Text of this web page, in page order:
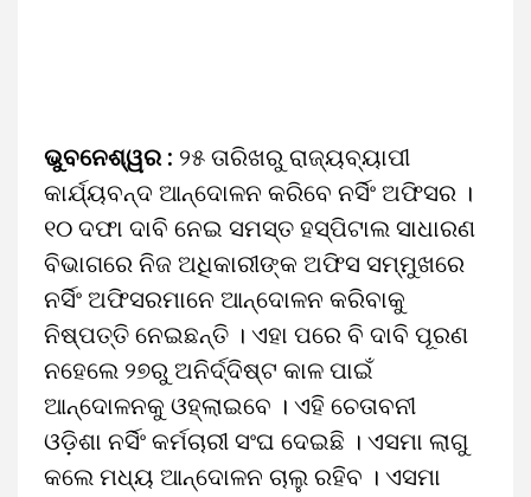
ଭୁବନେଶ୍ୱର : ୨୫ ତାରିଖରୁ ରାଜ୍ୟବ୍ୟାପୀ
କାର୍ଯ୍ୟବନ୍ଦ ଆନ୍ଦୋଳନ କରିବେ ନର୍ସିଂ ଅଫିସର ।
୧୦ ଦଫା ଦାବି ନେଇ ସମସ୍ତ ହସ୍ପିଟାଲ ସାଧାରଣ
ବିଭାଗରେ ନିଜ ଅଧିକାରୀଙ୍କ ଅଫିସ ସମ୍ମୁଖରେ
ନର୍ସିଂ ଅଫିସରମାନେ ଆନ୍ଦୋଳନ କରିବାକୁ
ନିଷ୍ପତ୍ତି ନେଇଛନ୍ତି । ଏହା ପରେ ବି ଦାବି ପୂରଣ
ନହେଲେ ୨୭ରୁ ଅନିର୍ଦ୍ଦିଷ୍ଟ କାଳ ପାଇଁ
ଆନ୍ଦୋଳନକୁ ଓହ୍ଲାଇବେ । ଏହି ଚେତାବନୀ
ଓଡ଼ିଶା ନର୍ସିଂ କର୍ମଚାରୀ ସଂଘ ଦେଇଛି । ଏସମା ଲାଗୁ
କଲେ ମଧ୍ୟ ଆନ୍ଦୋଳନ ଚାଲୁ ରହିବ । ଏସମା